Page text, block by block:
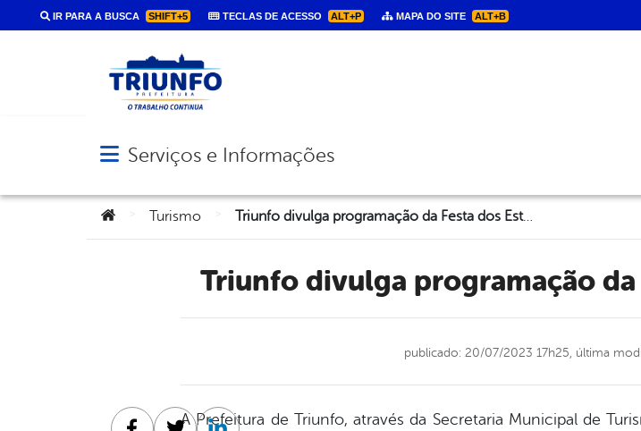
IR PARA A BUSCA SHIFT+5 TECLAS DE ACESSO ALT+P MAPA DO SITE ALT+B
Abrir menu principal de navegação
Serviços e Informações
Você está aqui:
Turismo Triunfo divulga programação da Festa dos Estudantes 2023
Triunfo divulga programação
publicado: 20/07/2023 17h25, última
A Prefeitura de Triunfo, através da Secretaria Municipal de